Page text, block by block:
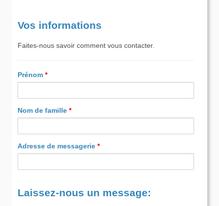
Vos informations
Faites-nous savoir comment vous contacter.
Prénom *
Nom de famille *
Adresse de messagerie *
Laissez-nous un message: